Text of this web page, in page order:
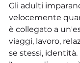
Gli adulti
velocemente
è collegato a
viaggi, lavoro,
se stessi,